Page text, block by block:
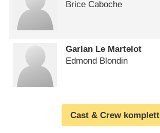
Brice Caboche
Garlan Le Martelot
Edmond Blondin
Cast & Crew komplett